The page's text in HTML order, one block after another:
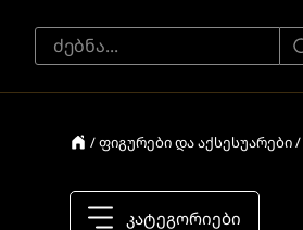
/ ფიგურები და აქსესუარები /
კატეგორიები